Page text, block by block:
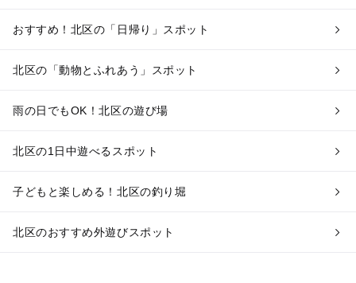
おすすめ！北区の「日帰り」スポット
北区の「動物とふれあう」スポット
雨の日でもOK！北区の遊び場
北区の1日中遊べるスポット
子どもと楽しめる！北区の釣り堀
北区のおすすめ外遊びスポット